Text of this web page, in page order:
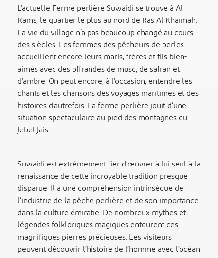
L’actuelle Ferme perlière Suwaidi se trouve à Al
Rams, le quartier le plus au nord de Ras Al Khaimah.
La vie du village n’a pas beaucoup changé au cours
des siècles. Les femmes des pêcheurs de perles
accueillent encore leurs maris, frères et fils bien-
aimés avec des offrandes de musc, de safran et
d’ambre. On peut encore, à l’occasion, entendre les
chants et les chansons des voyages maritimes et des
histoires d’autrefois. La ferme perlière jouit d’une
situation spectaculaire au pied des montagnes du
Jebel Jais.
Suwaidi est extrêmement fier d’œuvrer à lui seul à la
renaissance de cette incroyable tradition presque
disparue. Il a une compréhension intrinsèque de
l’industrie de la pêche perlière et de son importance
dans la culture émiratie. De nombreux mythes et
légendes folkloriques magiques entourent ces
magnifiques pierres précieuses. Les visiteurs
peuvent découvrir l’histoire de l’homme avec l’océan